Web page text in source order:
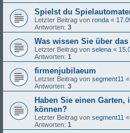
Spielst du
Letzter Beitrag von ronda «
Antworten: 3
Was wissen Sie über
Letzter Beitrag von selena «
Antworten: 1
firmenjubilaeum
Letzter Beitrag von segment11 «
Antworten: 3
Haben Sie einen
können?
Letzter Beitrag von segment11 «
Antworten: 1